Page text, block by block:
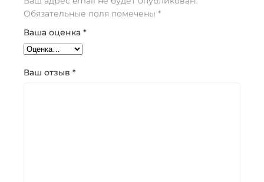
Обязательные поля помечены *
Ваша оценка *
Ваш отзыв *